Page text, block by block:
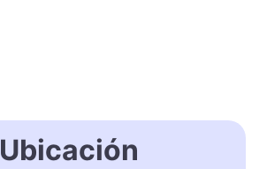
Ubicación